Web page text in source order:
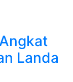
Landa